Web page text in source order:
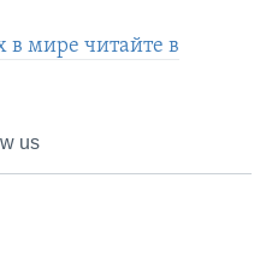
в мире читайте в
us